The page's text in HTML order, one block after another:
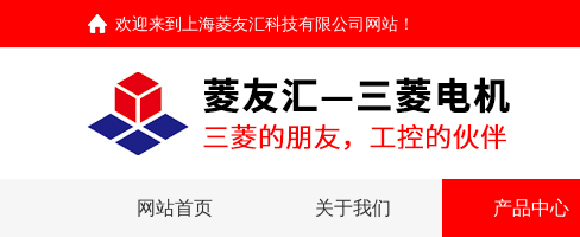
欢迎来到 上海菱友汇科技有限公司网站 ！
网站首页 关于我们 产品中心